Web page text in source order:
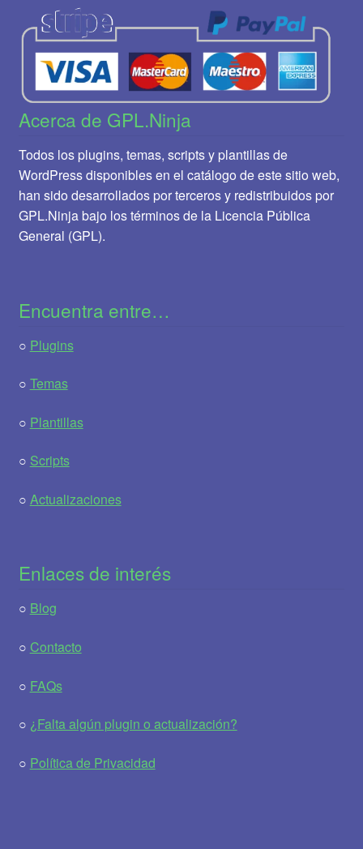
Acerca de GPL.Ninja
Todos los plugins, temas, scripts y plantillas de
WordPress disponibles en el catálogo de este sitio web,
han sido desarrollados por terceros y redistribuidos por
GPL.Ninja bajo los términos de la Licencia Pública
General (GPL).
Encuentra entre…
○ Plugins
○ Temas
○ Plantillas
○ Scripts
○ Actualizaciones
Enlaces de interés
○ Blog
○ Contacto
○ FAQs
○ ¿Falta algún plugin o actualización?
○ Política de Privacidad